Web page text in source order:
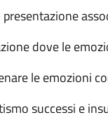
dove le
le emozioni
successi e